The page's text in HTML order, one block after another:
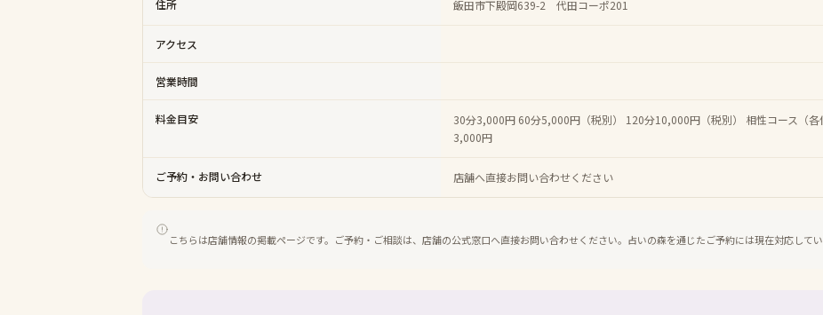
住所 飯田市下殿岡639-2 代田コーポ201
アクセス
営業時間
料金目安
30分3,000円 60分5,000円（税別） 120分10,000円（税別） 相性コース（
3,000円
ご予約・お問い合わせ 店舗へ直接お問い合わせください
こちらは店舗情報の掲載ページです。ご予約・ご相談は、店舗の公式窓口へ直接お問い合わせください。占いの森を通じたご予約には現在対応してい